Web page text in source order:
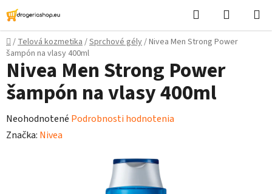
Prejsť
na
obsah
Hľadať
košík
Domov
/Telová kozmetika/Sprchové gély/Nivea Men Strong Power
šampón na vlasy 400ml
Nivea Men Strong Power
šampón na vlasy 400ml
Priemerné
hodnotenie
Neohodnotené Podrobnosti hodnotenia
Značka: Nivea